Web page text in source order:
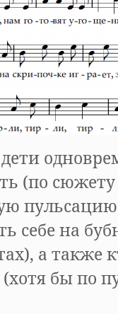
(по
себе на
а также
бы по